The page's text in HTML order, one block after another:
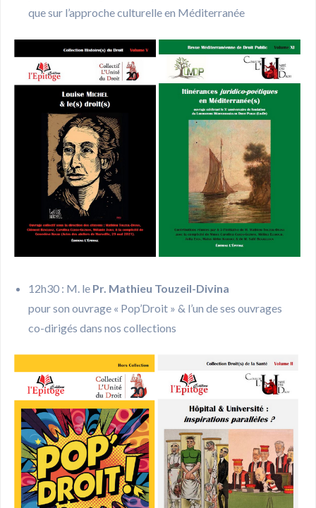
que sur l’approche culturelle en Méditerranée
12h30 : M. le Pr. Mathieu Touzeil-Divina
pour son ouvrage « Pop’Droit » & l’un de ses ouvrages
co-dirigés dans nos collections